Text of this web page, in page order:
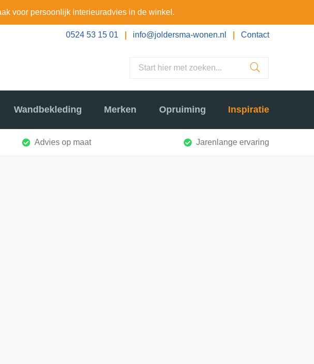
voor persoonlijk interieuradvies in de winkel.
0524 53 15 01 info@joldersma-wonen.nl Contact
Wandbekleding Merken Opruiming Inspiratie
Advies op maat Jarenlange ervaring